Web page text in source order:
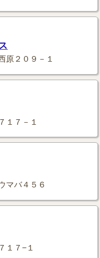
原２０９－１
１７－１
マバ４５６
１７−１